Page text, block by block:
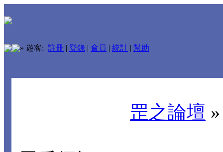
» 遊客: 註冊 | 登錄 | 會員 | 統計 | 幫助
罡之論壇